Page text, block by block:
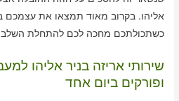
אליהו. בקרוב מאוד תמצאו את
כשתכולתכם מחכה לכם להתחלת
שירותי אריזה בניר אליהו
ופורקים ביום אחד